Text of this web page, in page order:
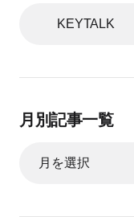
月別記事一覧